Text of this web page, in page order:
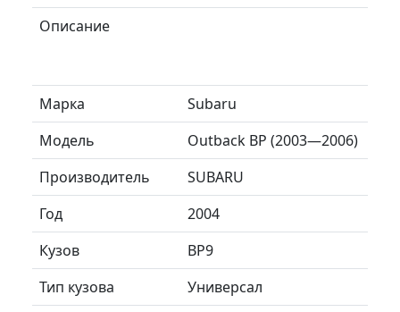
Описание
Марка
Subaru
Модель
Outback BP (2003—2006)
Производитель
SUBARU
Год
2004
Кузов
BP9
Тип кузова
Универсал